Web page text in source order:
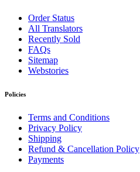
Order Status
All Translators
Recently Sold
FAQs
Sitemap
Webstories
Policies
Terms and Conditions
Privacy Policy
Shipping
Refund & Cancellation Policy
Payments